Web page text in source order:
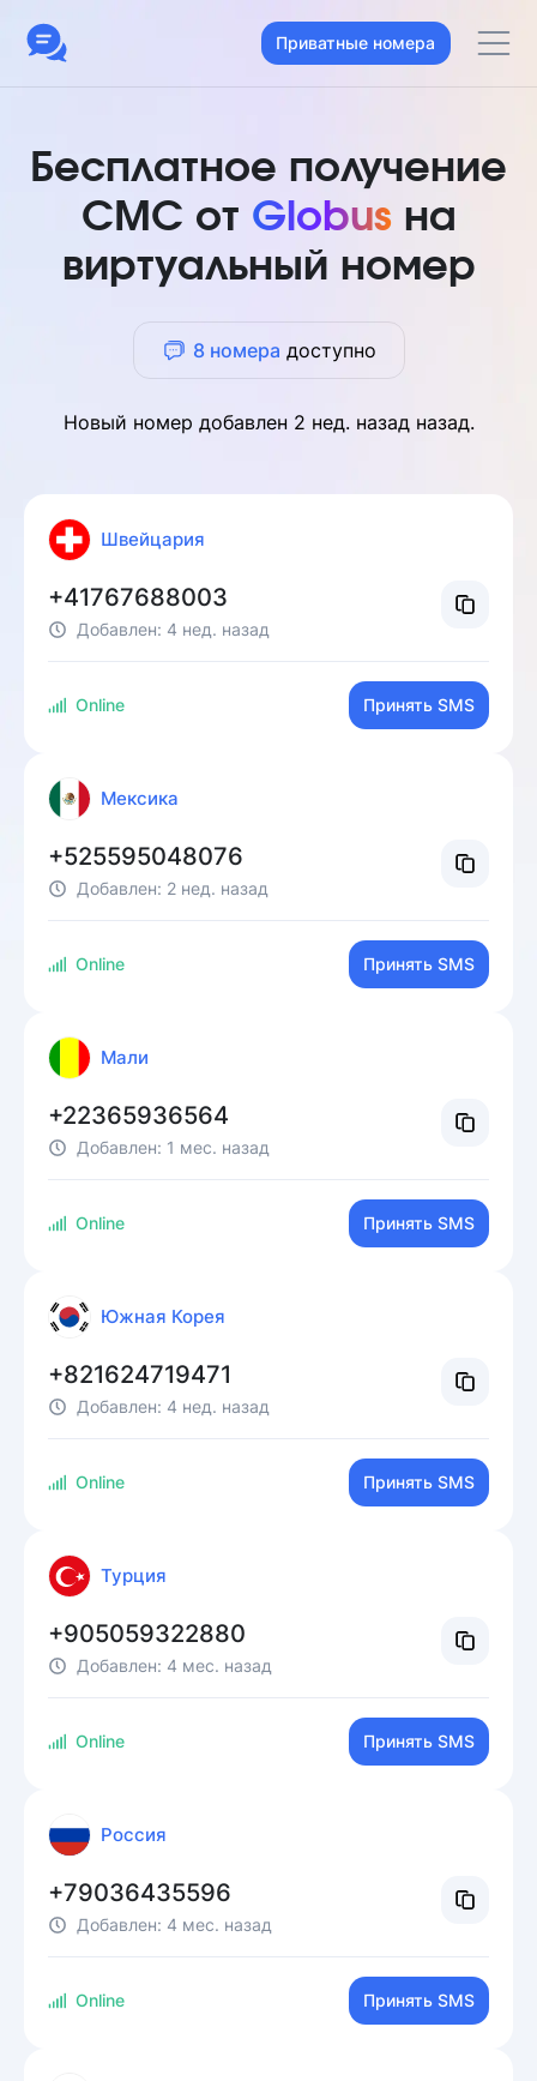
Приватные номера
Бесплатное получение
СМС от Globusна
виртуальный номер
8 номера доступно
Новый номер добавлен 2 нед. назадназад.
Швейцария
+41767688003
Добавлен: 4 нед. назад
Online Принять SMS
Мексика
+525595048076
Добавлен: 2 нед. назад
Online Принять SMS
Мали
+22365936564
Добавлен: 1 мес. назад
Online Принять SMS
Южная Корея
+821624719471
Добавлен: 4 нед. назад
Online Принять SMS
Турция
+905059322880
Добавлен: 4 мес. назад
Online Принять SMS
Россия
+79036435596
Добавлен: 4 мес. назад
Online Принять SMS